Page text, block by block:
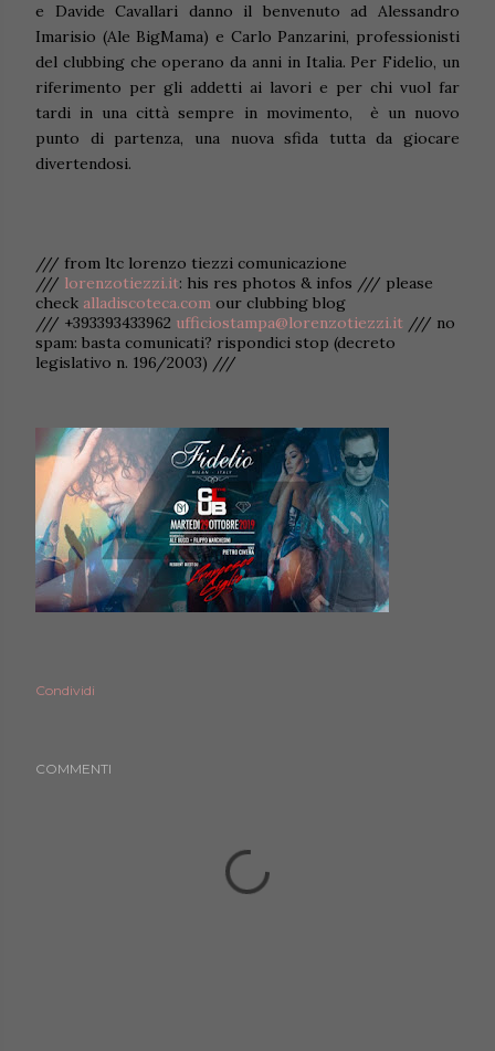
e Davide Cavallari danno il benvenuto ad Alessandro
Imarisio (Ale BigMama) e Carlo Panzarini, professionisti
del clubbing che operano da anni in Italia. Per Fidelio, un
riferimento per gli addetti ai lavori e per chi vuol far
tardi in una città sempre in movimento, è un nuovo
punto di partenza, una nuova sfida tutta da giocare
divertendosi.
/// from ltc lorenzo tiezzi comunicazione
/// lorenzotiezzi.it: his res photos & infos /// please
check alladiscoteca.com our clubbing blog
/// +393393433962 ufficiostampa@lorenzotiezzi.it /// no
spam: basta comunicati? rispondici stop (decreto
legislativo n. 196/2003) ///
Condividi
COMMENTI